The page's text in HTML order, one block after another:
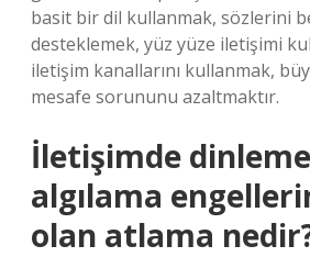
basit bir dil kullanmak, sözlerini
desteklemek, yüz yüze iletişimi
iletişim kanallarını kullanmak,
mesafe sorununu azaltmaktır.
İletişimde
algılama
olan atlama